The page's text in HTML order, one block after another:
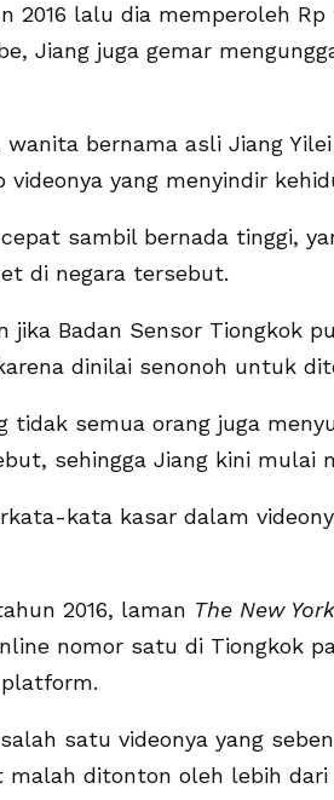
2016 lalu dia memperoleh
Jiang juga gemar
wanita bernama asli Jiang
yang menyindir
sambil bernada tinggi,
di negara tersebut.
jika Badan Sensor Tiongkok
dinilai senonoh untuk
tidak semua orang juga
sehingga Jiang kini mulai
kata kasar dalam
2016, laman The New
nomor satu di Tiongkok
satu videonya yang
malah ditonton oleh lebih